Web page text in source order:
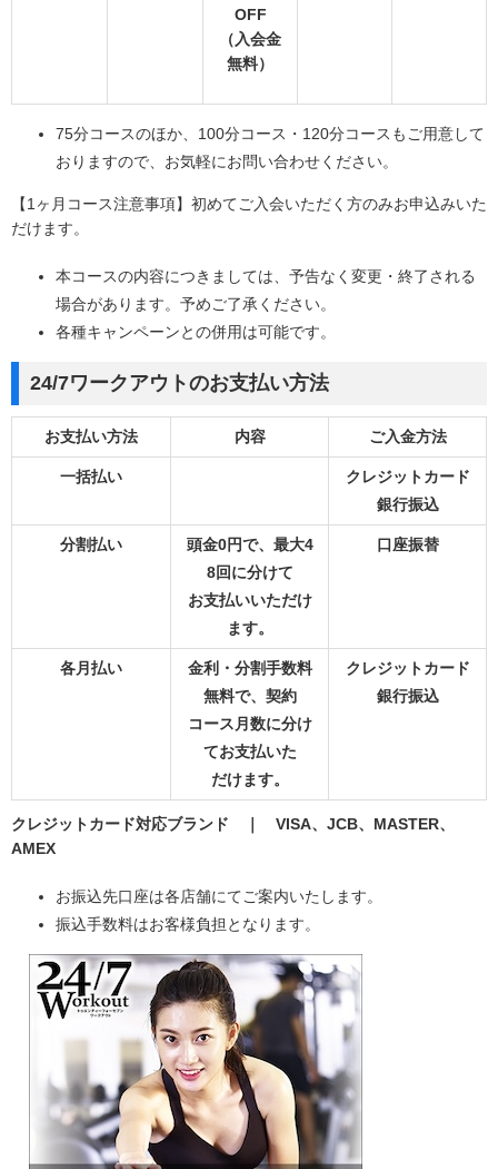
OFF
（入会金
無料）
75分コースのほか、100分コース・120分コースもご用意して
おりますので、お気軽にお問い合わせください。
【1ヶ月コース注意事項】初めてご入会いただく方のみお申込みいた
だけます。
本コースの内容につきましては、予告なく変更・終了される
場合があります。予めご了承ください。
各種キャンペーンとの併用は可能です。
24/7ワークアウトのお支払い方法
お支払い方法 内容 ご入金方法
一括払い
クレジットカード
銀行振込
分割払い
頭金0円で、最大4
8回に分けて
お支払いいただけ
ます。
口座振替
各月払い
金利・分割手数料
無料で、契約
コース月数に分け
てお支払いた
だけます。
クレジットカード
銀行振込
クレジットカード対応ブランド ｜ VISA、JCB、MASTER、
AMEX
お振込先口座は各店舗にてご案内いたします。
振込手数料はお客様負担となります。